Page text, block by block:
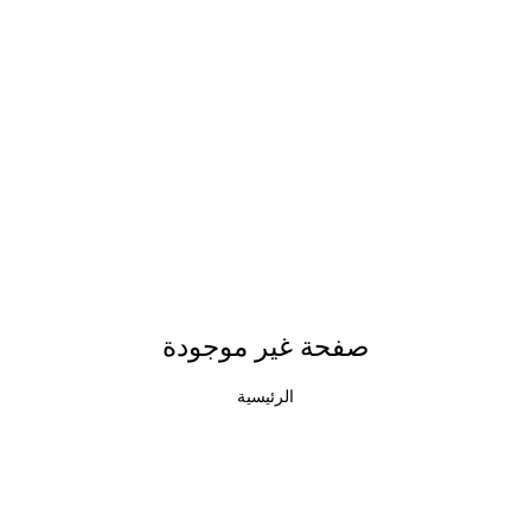
صفحة غير موجودة
الرئيسية